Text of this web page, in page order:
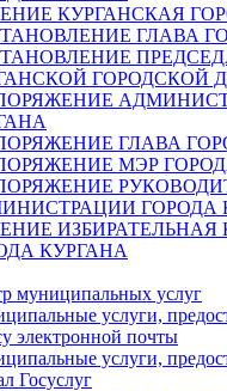
КУРГАНСКАЯ
ГЛАВА
ГОРОДСКОЙ
ГЛАВА
МЭР
ГОРОДА
КУРГАНА
муниципальных услуг
услуги,
электронной почты
услуги,
Госуслуг